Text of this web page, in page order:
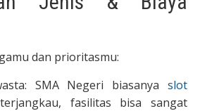
dan prioritasmu:
SMA Negeri biasanyaslot
fasilitas bisa sangat